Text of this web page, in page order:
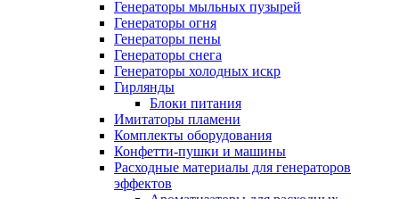
Генераторы мыльных пузырей
Генераторы огня
Генераторы пены
Генераторы снега
Генераторы холодных искр
Гирлянды
Блоки питания
Имитаторы пламени
Комплекты оборудования
Конфетти-пушки и машины
Расходные материалы для генераторов
эффектов